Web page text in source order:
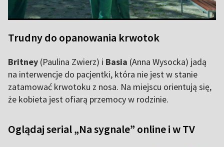
Trudny do opanowania krwotok
Britney (Paulina Zwierz) i Basia (Anna Wysocka) jadą
na interwencje do pacjentki, która nie jest w stanie
zatamować krwotoku z nosa. Na miejscu orientują się,
że kobieta jest ofiarą przemocy w rodzinie.
Oglądaj serial „Na sygnale” online i w TV